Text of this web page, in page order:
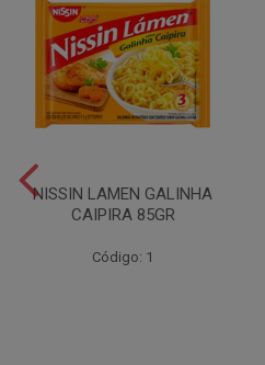
NISSIN LAMEN GALINHA
CAIPIRA 85GR
Código: 1